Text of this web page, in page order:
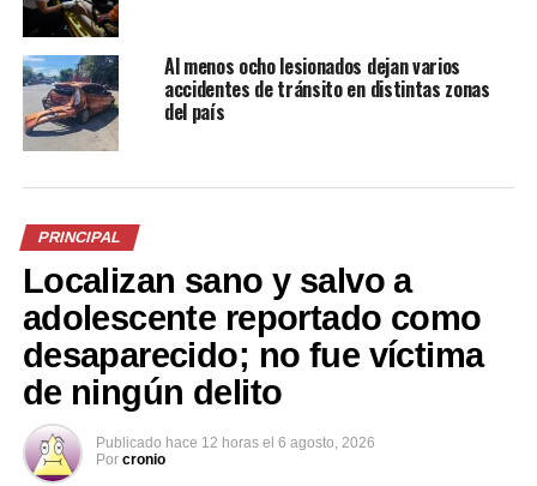
partido ARENA, involucrado
en un fuerte accidente de
tránsito en Santa Elena
11 septiembre, 2020
RELATED TOPICS:
PROTESTA
RANCHO NAVARRA SAN SALVADOR
UP NEXT
Sigue el ambiente cálido en el país
DON'T MISS
Dos pandilleros del barrio 18 mueren tras enfrentarse a
la policía en Izalco
Al menos ocho lesionados dejan varios
accidentes de tránsito en distintas zonas
del país
PRINCIPAL
Localizan sano y salvo a
adolescente reportado como
desaparecido; no fue víctima
de ningún delito
Publicado hace 12 horas el 6 agosto, 2026
Por cronio